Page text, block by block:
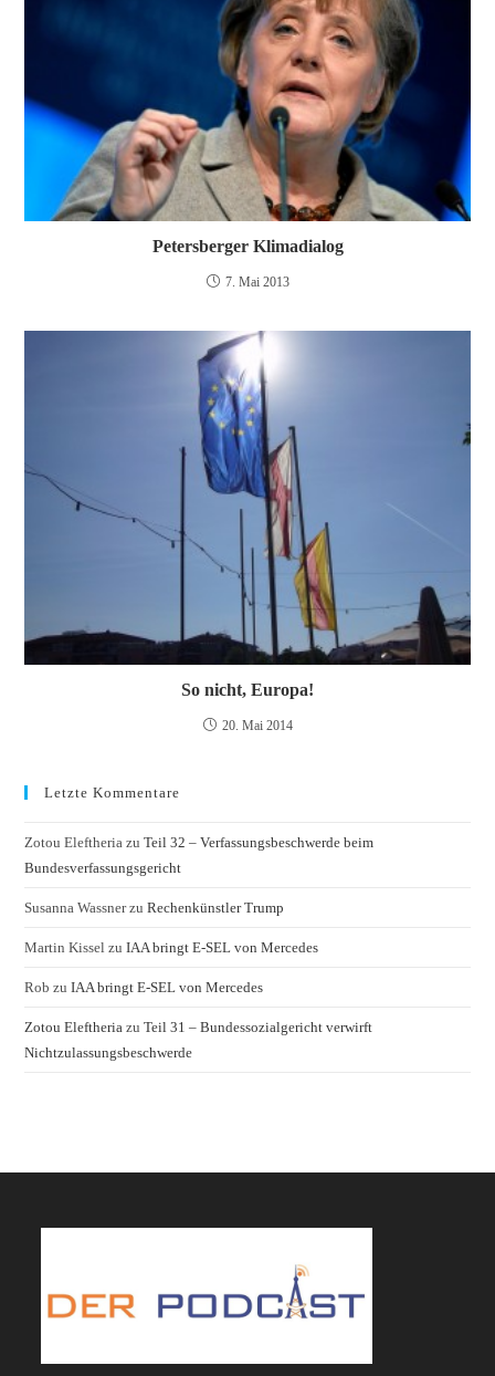
Petersberger Klimadialog
7. Mai 2013
So nicht, Europa!
20. Mai 2014
Letzte Kommentare
Zotou Eleftheria zuTeil 32 – Verfassungsbeschwerde beim
Bundesverfassungsgericht
Susanna WassnerzuRechenkünstler Trump
Martin Kissel zuIAA bringt E-SEL von Mercedes
Rob zuIAA bringt E-SEL von Mercedes
Zotou Eleftheria zuTeil 31 – Bundessozialgericht verwirft
Nichtzulassungsbeschwerde